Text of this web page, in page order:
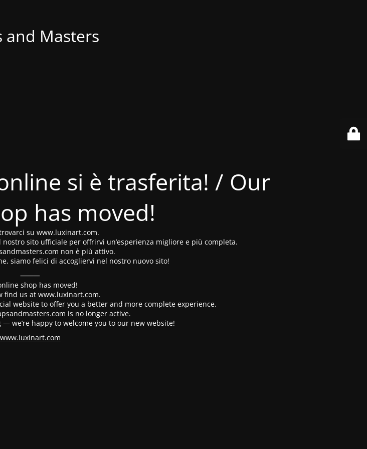
and Masters
si è trasferita! / Our
has moved!
su www.luxinart.com.
sito ufficiale per offrirvi un’esperienza migliore e più completa.
non è più attivo.
siamo felici di accogliervi nel nostro nuovo sito!
⸻
shop has moved!
find us at www.luxinart.com.
website to offer you a better and more complete experience.
is no longer active.
we’re happy to welcome you to our new website!
www.luxinart.com